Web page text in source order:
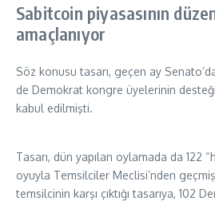
Sabitcoin piyasasının
amaçlanıyor
Söz konusu tasarı, geçen ay
de Demokrat kongre üyelerinin
kabul edilmişti.
Tasarı, dün yapılan oylamada da 122
oyuyla Temsilciler Meclisi’nden
temsilcinin karşı çıktığı tasarıya, 102